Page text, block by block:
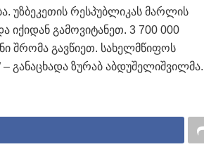
უზბეკეთის რესპუბლიკას მარლის
იქიდან გამოვიტანეთ. 3 700 000
შრომა გავწიეთ. სახელმწიფოს
განაცხადა ზურაბ აბდუშელიშვილმა.